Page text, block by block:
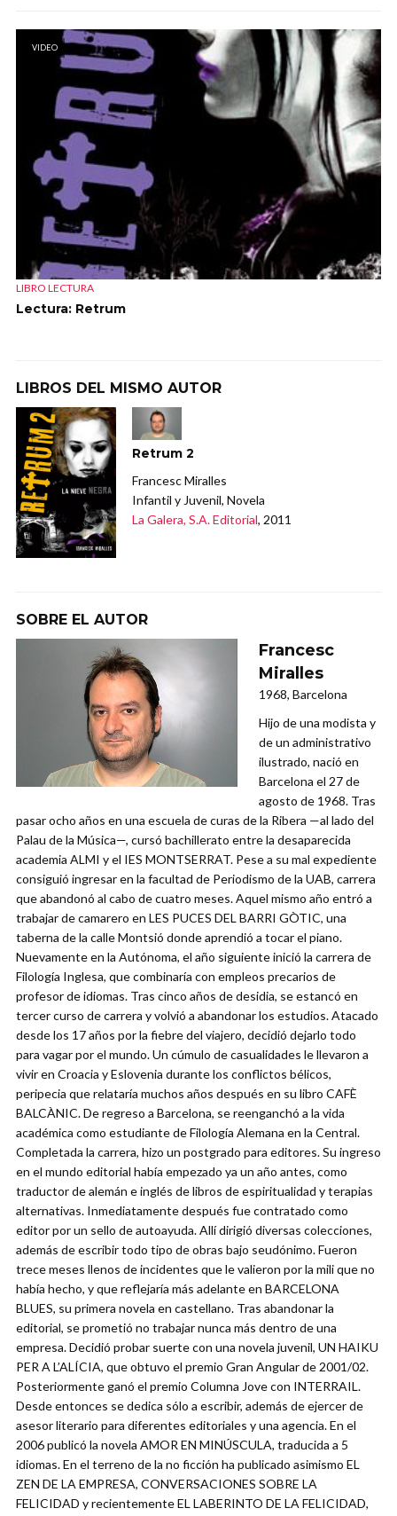
VIDEO
LIBRO LECTURA
Lectura: Retrum
LIBROS DEL MISMO AUTOR
Retrum 2
Francesc Miralles
Infantil y Juvenil, Novela
La Galera, S.A. Editorial, 2011
SOBRE EL AUTOR
Francesc
Miralles
1968, Barcelona
Hijo de una modista y
de un administrativo
ilustrado, nació en
Barcelona el 27 de
agosto de 1968. Tras
pasar ocho años en una escuela de curas de la Ribera —al lado del
Palau de la Música—, cursó bachillerato entre la desaparecida
academia ALMI y el IES MONTSERRAT. Pese a su mal expediente
consiguió ingresar en la facultad de Periodismo de la UAB, carrera
que abandonó al cabo de cuatro meses. Aquel mismo año entró a
trabajar de camarero en LES PUCES DEL BARRI GÒTIC, una
taberna de la calle Montsió donde aprendió a tocar el piano.
Nuevamente en la Autónoma, el año siguiente inició la carrera de
Filología Inglesa, que combinaría con empleos precarios de
profesor de idiomas. Tras cinco años de desidia, se estancó en
tercer curso de carrera y volvió a abandonar los estudios. Atacado
desde los 17 años por la fiebre del viajero, decidió dejarlo todo
para vagar por el mundo. Un cúmulo de casualidades le llevaron a
vivir en Croacia y Eslovenia durante los conflictos bélicos,
peripecia que relataría muchos años después en su libro CAFÈ
BALCÀNIC. De regreso a Barcelona, se reenganchó a la vida
académica como estudiante de Filología Alemana en la Central.
Completada la carrera, hizo un postgrado para editores. Su ingreso
en el mundo editorial había empezado ya un año antes, como
traductor de alemán e inglés de libros de espiritualidad y terapias
alternativas. Inmediatamente después fue contratado como
editor por un sello de autoayuda. Allí dirigió diversas colecciones,
además de escribir todo tipo de obras bajo seudónimo. Fueron
trece meses llenos de incidentes que le valieron por la mili que no
había hecho, y que reflejaría más adelante en BARCELONA
BLUES, su primera novela en castellano. Tras abandonar la
editorial, se prometió no trabajar nunca más dentro de una
empresa. Decidió probar suerte con una novela juvenil, UN HAIKU
PER A L’ALÍCIA, que obtuvo el premio Gran Angular de 2001/02.
Posteriormente ganó el premio Columna Jove con INTERRAIL.
Desde entonces se dedica sólo a escribir, además de ejercer de
asesor literario para diferentes editoriales y una agencia. En el
2006 publicó la novela AMOR EN MINÚSCULA, traducida a 5
idiomas. En el terreno de la no ficción ha publicado asimismo EL
ZEN DE LA EMPRESA, CONVERSACIONES SOBRE LA
FELICIDAD y recientemente EL LABERINTO DE LA FELICIDAD,